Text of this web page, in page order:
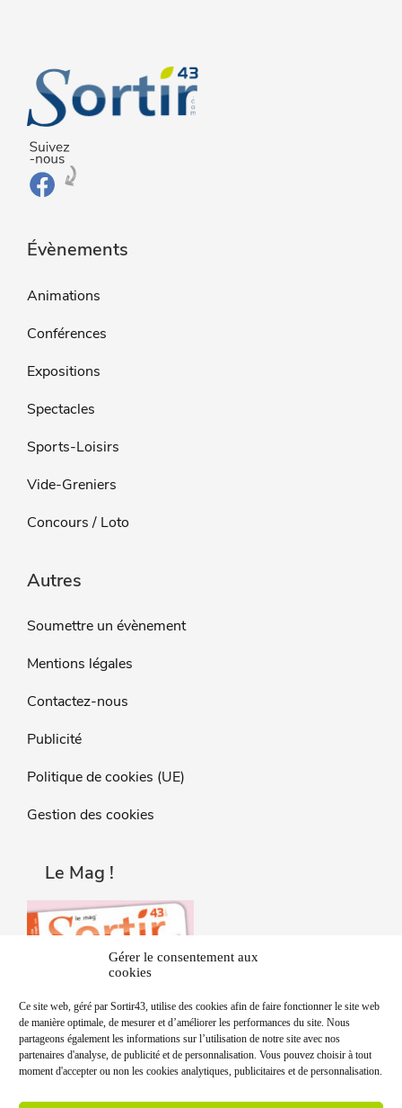
Gérer le consentement aux
cookies
Ce site web, géré par Sortir43, utilise des cookies afin de faire fonctionner le site web
de manière optimale, de mesurer et d’améliorer les performances du site. Nous
partageons également les informations sur l’utilisation de notre site avec nos
partenaires d'analyse, de publicité et de personnalisation. Vous pouvez choisir à tout
moment d'accepter ou non les cookies analytiques, publicitaires et de personnalisation.
Évènements
Animations
Conférences
Expositions
Spectacles
Sports-Loisirs
Vide-Greniers
Concours / Loto
Autres
Soumettre un évènement
Mentions légales
Contactez-nous
Publicité
Politique de cookies (UE)
Gestion des cookies
Le Mag !